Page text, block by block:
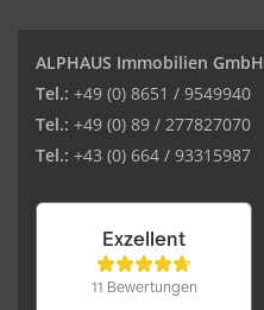
ALPHAUS Immobilien GmbH
Tel.: +49 (0) 8651 / 9549940
Tel.: +49 (0) 89 / 277827070
Tel.: +43 (0) 664 / 93315987